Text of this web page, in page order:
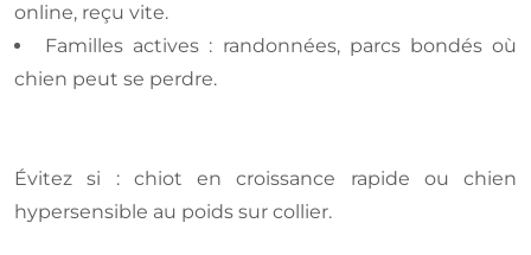
online, reçu vite.
Familles actives : randonnées, parcs bondés où
chien peut se perdre.
Évitez si : chiot en croissance rapide ou chien
hypersensible au poids sur collier.